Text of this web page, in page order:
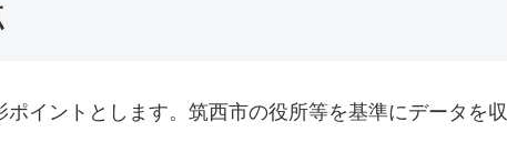
イントとします。筑西市の役所等を基準にデータを収